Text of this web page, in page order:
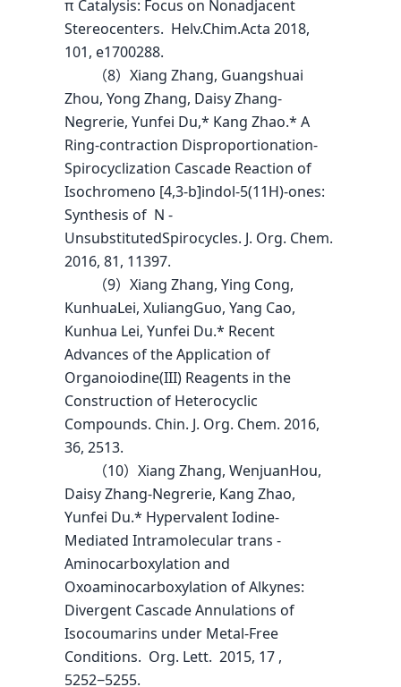
π Catalysis: Focus on Nonadjacent
Stereocenters. Helv.Chim.Acta 2018,
101, e1700288.
（8）Xiang Zhang, Guangshuai
Zhou, Yong Zhang, Daisy Zhang-
Negrerie, Yunfei Du,* Kang Zhao.* A
Ring-contraction Disproportionation-
Spirocyclization Cascade Reaction of
Isochromeno [4,3-b]indol-5(11H)-ones:
Synthesis of N -
UnsubstitutedSpirocycles. J. Org. Chem.
2016, 81, 11397.
（9）Xiang Zhang, Ying Cong,
KunhuaLei, XuliangGuo, Yang Cao,
Kunhua Lei, Yunfei Du.* Recent
Advances of the Application of
Organoiodine(III) Reagents in the
Construction of Heterocyclic
Compounds. Chin. J. Org. Chem. 2016,
36, 2513.
（10）Xiang Zhang, WenjuanHou,
Daisy Zhang-Negrerie, Kang Zhao,
Yunfei Du.* Hypervalent Iodine-
Mediated Intramolecular trans -
Aminocarboxylation and
Oxoaminocarboxylation of Alkynes:
Divergent Cascade Annulations of
Isocoumarins under Metal-Free
Conditions. Org. Lett. 2015, 17 ,
5252−5255.